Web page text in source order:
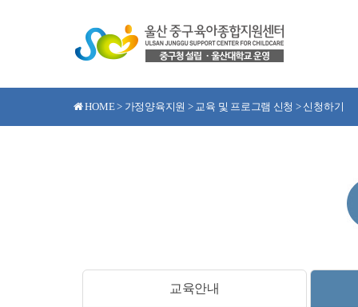
HOME > 가정양육지원 > 교육 및 프로그램 신청 > 신청하기
교육안내